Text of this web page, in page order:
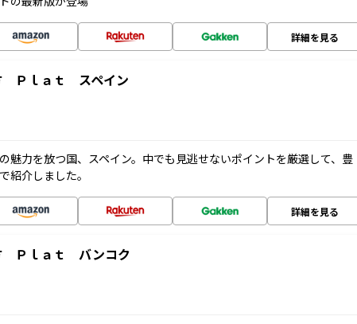
詳細を見る
Ｐｌａｔ スペイン
魅力を放つ国、スペイン。中でも見逃せないポイントを厳選して、豊
紹介しました。
詳細を見る
Ｐｌａｔ バンコク